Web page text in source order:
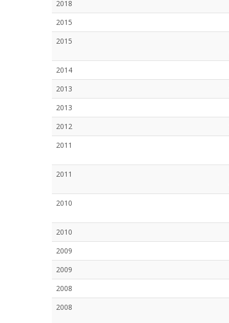
2018
2015
2015
2014
2013
2013
2012
2011
2011
2010
2010
2009
2009
2008
2008